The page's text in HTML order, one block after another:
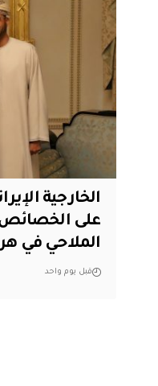
‏الخارجية
على الخصائص
الملاحي في
قبل يوم واحد